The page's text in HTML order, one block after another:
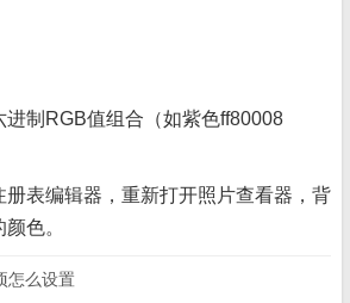
制RGB值组合（如紫色ff80008
册表编辑器，重新打开照片查看器，背
色。
怎么设置